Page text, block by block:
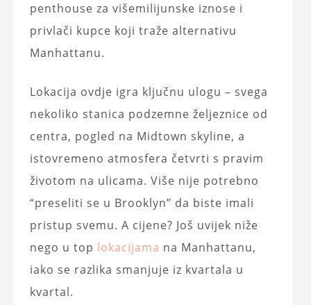
penthouse za višemilijunske iznose i
privlači kupce koji traže alternativu
Manhattanu.
Lokacija ovdje igra ključnu ulogu – svega
nekoliko stanica podzemne željeznice od
centra, pogled na Midtown skyline, a
istovremeno atmosfera četvrti s pravim
životom na ulicama. Više nije potrebno
“preseliti se u Brooklyn” da biste imali
pristup svemu. A cijene? Još uvijek niže
nego u top lokacijama na Manhattanu,
iako se razlika smanjuje iz kvartala u
kvartal.